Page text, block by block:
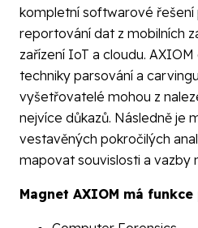
kompletní softwarové řešení
reportování dat z mobilních
zařízení IoT a cloudu.
techniky parsování a
vyšetřovatelé mohou z
nejvíce důkazů. Následně je
vestavěných pokročilých
mapovat souvislosti a vazby
Magnet AXIOM má funkce